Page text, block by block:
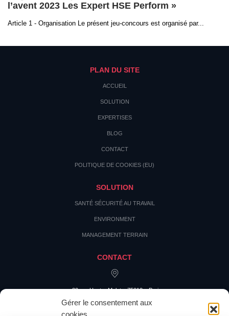
Gérer le consentement aux
cookies
l’avent 2023 Les Expert HSE Perform »
Article 1 - Organisation Le présent jeu-concours est organisé par...
PLAN DU SITE
ACCUEIL
SOLUTION
EXPERTISES
BLOG
CONTACT
POLITIQUE DE COOKIES (EU)
SOLUTION
SANTÉ SÉCURITÉ AU TRAVAIL
ENVIRONMENT
MANAGEMENT TERRAIN
CONTACT
20 rue Hector Malot – 75012 – Paris